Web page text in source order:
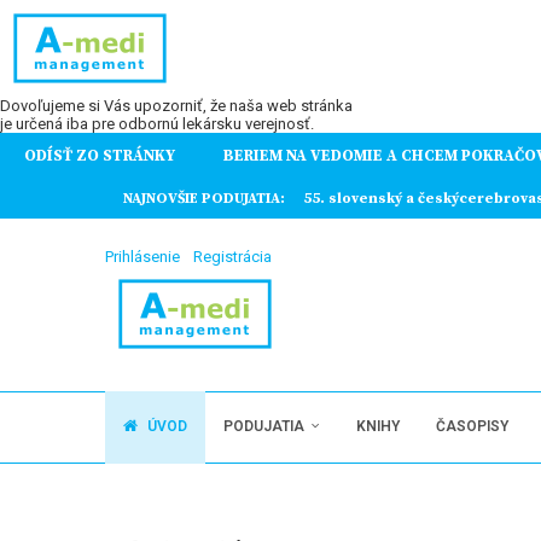
Dovoľujeme si Vás upozorniť, že naša web stránka
je určená iba pre odbornú lekársku verejnosť.
ODÍSŤ ZO STRÁNKY BERIEM NA VEDOMIE A CHCEM
NAJNOVŠIE PODUJATIA: 55. slovenský a
Prihlásenie Registrácia
ÚVOD PODUJATIA KNIHY ČASOPISY